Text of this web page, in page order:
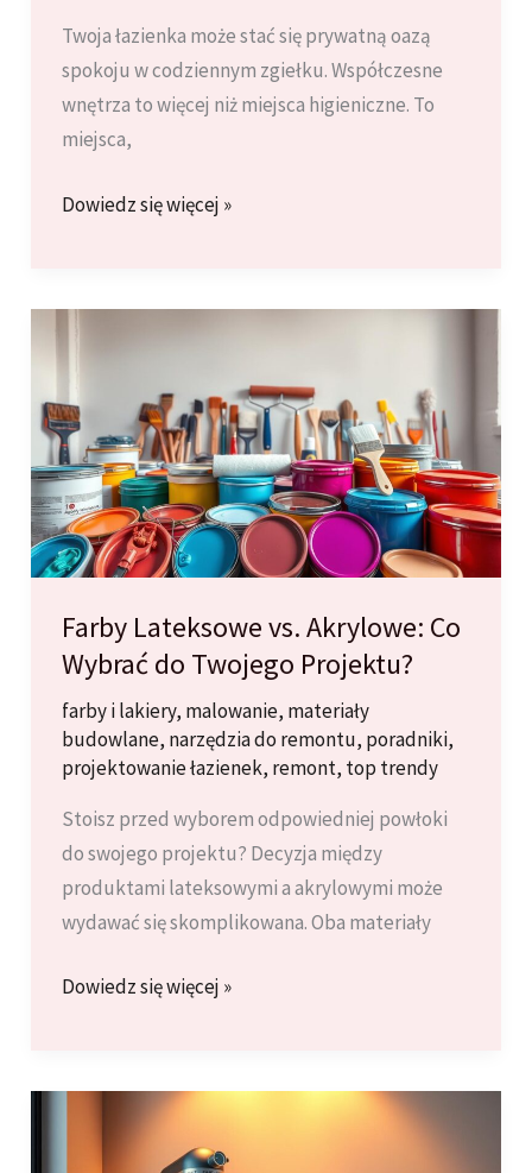
Twoja łazienka może stać się prywatną oazą
spokoju w codziennym zgiełku. Współczesne
wnętrza to więcej niż miejsca higieniczne. To
miejsca,
Jak
Relaksu
Porady
i
Inspiracje
Dowiedz się więcej »
Farby Lateksowe vs. Akrylowe: Co
Wybrać do Twojego Projektu?
farby i lakiery, malowanie, materiały
budowlane, narzędzia do remontu, poradniki,
projektowanie łazienek, remont, top trendy
Stoisz przed wyborem odpowiedniej powłoki
do swojego projektu? Decyzja między
produktami lateksowymi a akrylowymi może
wydawać się skomplikowana. Oba materiały
Farby
Akrylowe:
Wybrać
Dowiedz się więcej »